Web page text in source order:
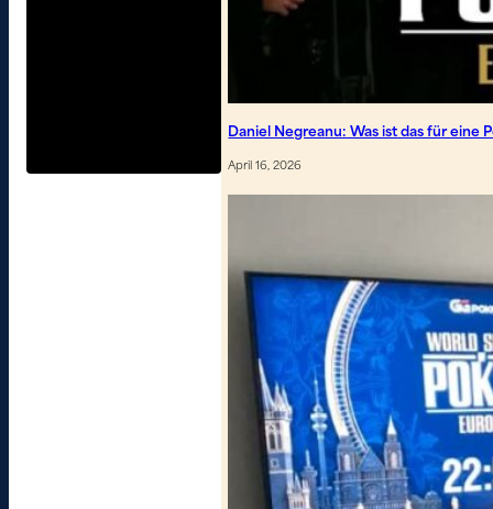
Daniel Negreanu: Was ist das für eine
April 16, 2026